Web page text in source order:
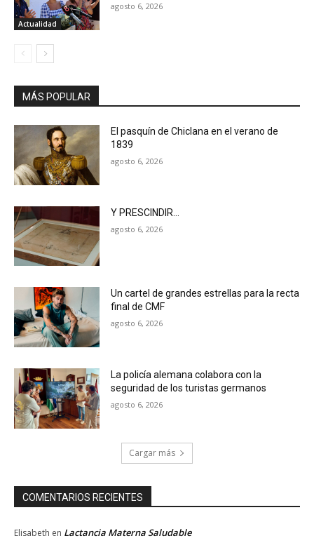
Actualidad
agosto 6, 2026
MÁS POPULAR
El pasquín de Chiclana en el verano de
1839
agosto 6, 2026
Y PRESCINDIR…
agosto 6, 2026
Un cartel de grandes estrellas para la recta
final de CMF
agosto 6, 2026
La policía alemana colabora con la
seguridad de los turistas germanos
agosto 6, 2026
Cargar más
COMENTARIOS RECIENTES
Elisabeth en Lactancia Materna Saludable